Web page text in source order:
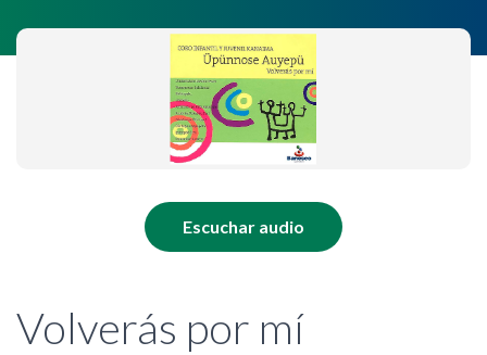
Escuchar audio
Volverás por mí